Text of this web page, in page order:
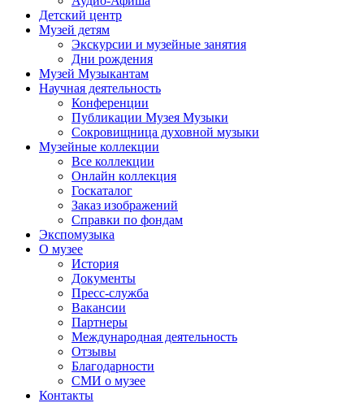
Детский центр
Музей детям
Экскурсии и музейные занятия
Дни рождения
Музей Музыкантам
Научная деятельность
Конференции
Публикации Музея Музыки
Сокровищница духовной музыки
Музейные коллекции
Все коллекции
Онлайн коллекция
Госкаталог
Заказ изображений
Справки по фондам
Экспомузыка
О музее
История
Документы
Пресс-служба
Вакансии
Партнеры
Международная деятельность
Отзывы
Благодарности
СМИ о музее
Контакты